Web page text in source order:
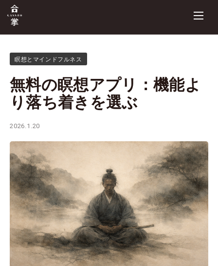
瞑想とマインドフルネス
無料の瞑想アプリ：機能よ
り落ち着きを選ぶ
2026.1.20